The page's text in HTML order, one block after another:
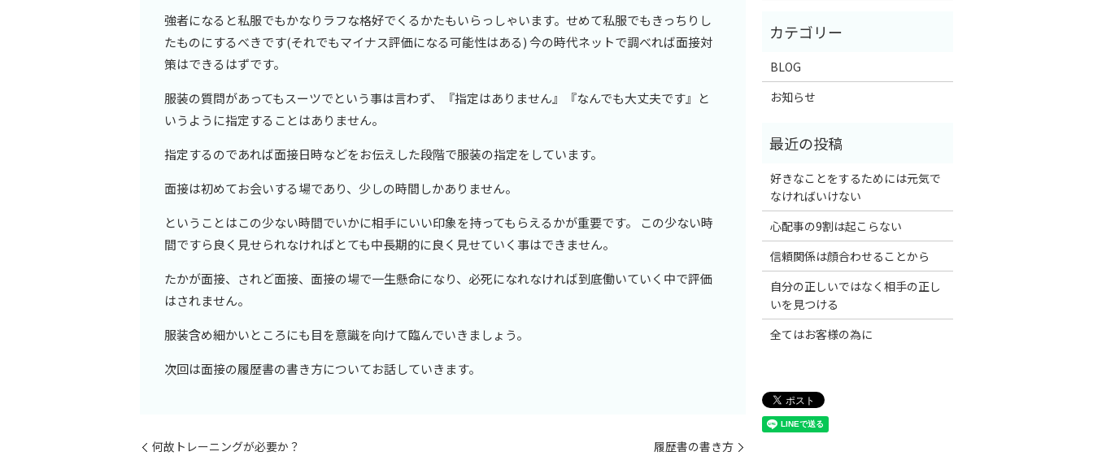
強者になると私服でもかなりラフな格好でくるかたもいらっしゃいます。せめて私服でもきっちりし
たものにするべきです(それでもマイナス評価になる可能性はある) 今の時代ネットで調べれば面接対
策はできるはずです。
服装の質問があってもスーツでという事は言わず、『指定はありません』『なんでも大丈夫です』と
いうように指定することはありません。
指定するのであれば面接日時などをお伝えした段階で服装の指定をしています。
面接は初めてお会いする場であり、少しの時間しかありません。
ということはこの少ない時間でいかに相手にいい印象を持ってもらえるかが重要です。 この少ない時
間ですら良く見せられなければとても中長期的に良く見せていく事はできません。
たかが面接、されど面接、面接の場で一生懸命になり、必死になれなければ到底働いていく中で評価
はされません。
服装含め細かいところにも目を意識を向けて臨んでいきましょう。
次回は面接の履歴書の書き方についてお話していきます。
何故トレーニングが必要か？ 履歴書の書き方
BLOG
お知らせ
好きなことをするためには元気で
なければいけない
心配事の9割は起こらない
信頼関係は顔合わせることから
自分の正しいではなく相手の正し
いを見つける
全てはお客様の為に